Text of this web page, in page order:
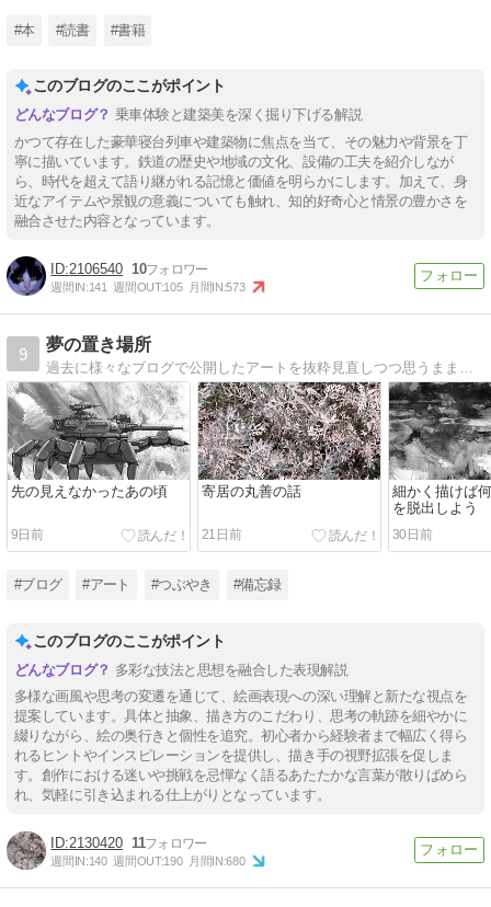
#本 #読書 #書籍
このブログのここがポイント
乗車体験と建築美を深く掘り下げる解説
かつて存在した豪華寝台列車や建築物に焦点を当て、その魅力や背景を丁
寧に描いています。鉄道の歴史や地域の文化、設備の工夫を紹介しなが
ら、時代を超えて語り継がれる記憶と価値を明らかにします。加えて、身
近なアイテムや景観の意義についても触れ、知的好奇心と情景の豊かさを
融合させた内容となっています。
2106540 10
週間IN:141 週間OUT:105 月間IN:573
9
夢の置き場所
先の見えなかったあの頃
9日前
寄居の丸善の話
21日前
細かく描けば
を脱出しよう
30日前
#ブログ #アート #つぶやき #備忘録
このブログのここがポイント
多彩な技法と思想を融合した表現解説
多様な画風や思考の変遷を通じて、絵画表現への深い理解と新たな視点を
提案しています。具体と抽象、描き方のこだわり、思考の軌跡を細やかに
綴りながら、絵の奥行きと個性を追究。初心者から経験者まで幅広く得ら
れるヒントやインスピレーションを提供し、描き手の視野拡張を促しま
す。創作における迷いや挑戦を忌憚なく語るあたたかな言葉が散りばめら
れ、気軽に引き込まれる仕上がりとなっています。
2130420 11
週間IN:140 週間OUT:190 月間IN:680